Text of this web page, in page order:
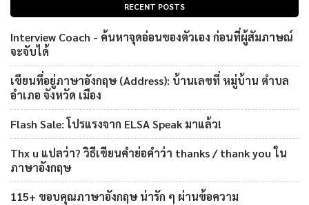
RECENT POSTS
Interview Coach - ค้นหาจุดอ่อนของตัวเอง ก่อนที่ผู้สัมภาษณ์
จะจับได้
เขียนที่อยู่ภาษาอังกฤษ (Address): บ้านเลขที่ หมู่บ้าน ตำบล
อำเภอ จังหวัด เมือง
Flash Sale: โปรแรงจาก ELSA Speak มาแล้ว!
Thx u แปลว่า? วิธีเขียนคำย่อคำว่า thanks / thank you ใน
ภาษาอังกฤษ
115+ ขอบคุณภาษาอังกฤษ น่ารัก ๆ ผ่านข้อความ